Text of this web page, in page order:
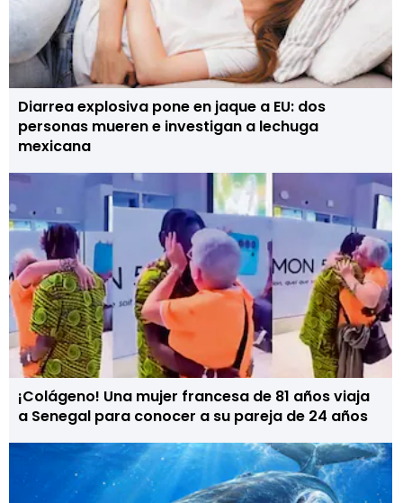
Diarrea explosiva pone en jaque a EU: dos
personas mueren e investigan a lechuga
mexicana
¡Colágeno! Una mujer francesa de 81 años viaja
a Senegal para conocer a su pareja de 24 años